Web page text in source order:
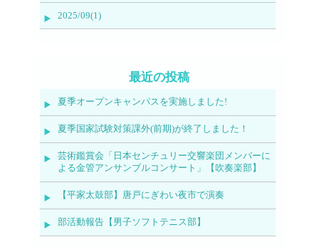
2025/09(1)
最近の投稿
夏季オープンキャンパスを実施しました!
夏季国家試験対策課外(前期)が終了しました！
芸術鑑賞会「日本センチュリー交響楽団メンバーに
よる金管アンサンブルコンサート」【吹奏楽部】
【平家太鼓部】唐戸にぎわい夜市で演奏
部活動報告【男子ソフトテニス部】